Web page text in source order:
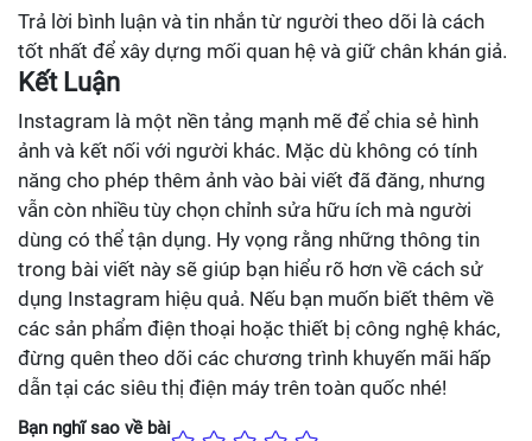
Trả lời bình luận và tin nhắn từ người theo dõi là cách
tốt nhất để xây dựng mối quan hệ và giữ chân khán giả.
Kết Luận
Instagram là một nền tảng mạnh mẽ để chia sẻ hình
ảnh và kết nối với người khác. Mặc dù không có tính
năng cho phép thêm ảnh vào bài viết đã đăng, nhưng
vẫn còn nhiều tùy chọn chỉnh sửa hữu ích mà người
dùng có thể tận dụng. Hy vọng rằng những thông tin
trong bài viết này sẽ giúp bạn hiểu rõ hơn về cách sử
dụng Instagram hiệu quả. Nếu bạn muốn biết thêm về
các sản phẩm điện thoại hoặc thiết bị công nghệ khác,
đừng quên theo dõi các chương trình khuyến mãi hấp
dẫn tại các siêu thị điện máy trên toàn quốc nhé!
Bạn nghĩ sao về bài